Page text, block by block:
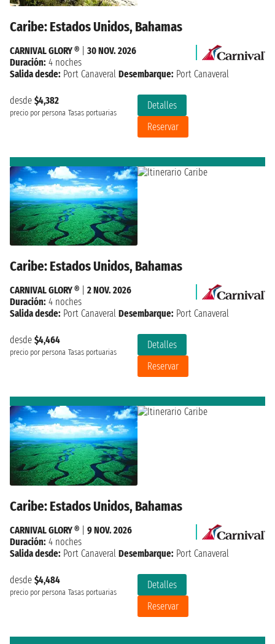
Caribe: Estados Unidos, Bahamas
desde $4,382
precio por persona Tasas portuarias
Detalles
Reservar
CARNIVAL GLORY ®
30 NOV. 2026
Duración: 4 noches
Salida desde: Port Canaveral Desembarque: Port Canaveral
Caribe: Estados Unidos, Bahamas
desde $4,464
precio por persona Tasas portuarias
Detalles
Reservar
CARNIVAL GLORY ®
2 NOV. 2026
Duración: 4 noches
Salida desde: Port Canaveral Desembarque: Port Canaveral
Caribe: Estados Unidos, Bahamas
desde $4,484
precio por persona Tasas portuarias
Detalles
Reservar
CARNIVAL GLORY ®
9 NOV. 2026
Duración: 4 noches
Salida desde: Port Canaveral Desembarque: Port Canaveral